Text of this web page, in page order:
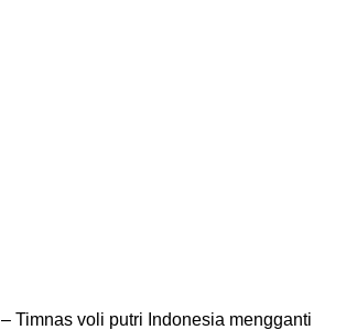
– Timnas voli putri Indonesia mengganti